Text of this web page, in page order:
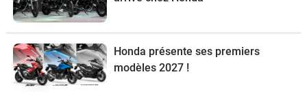
Honda présente ses premiers
modèles 2027 !